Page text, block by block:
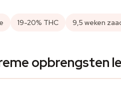
19-20% THC 9,5 weken
opbrengsten